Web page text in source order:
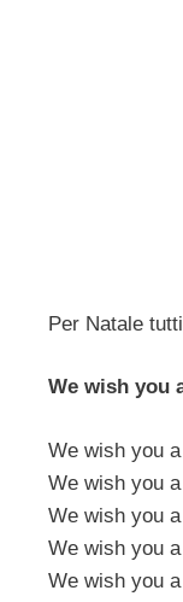
Per Natale
We wish you
We wish you
We wish you
We wish you
We wish you
We wish you